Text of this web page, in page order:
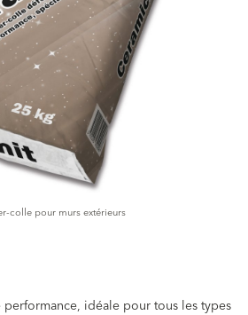
colle pour murs extérieurs
idéale pour tous les types